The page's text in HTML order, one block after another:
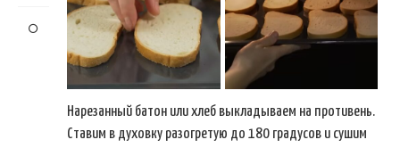
Нарезанный батон или хлеб выкладываем на противень.
Ставим в духовку разогретую до 180 градусов и сушим